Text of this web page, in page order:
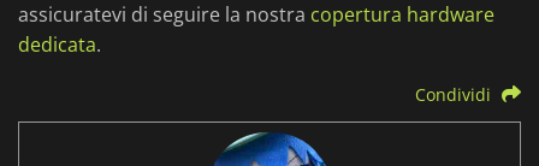
assicuratevi di seguire la nostra copertura hardware
dedicata.
Condividi